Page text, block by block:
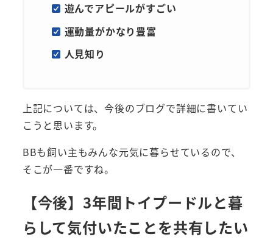
遊んでアピールがすごい
運動量がかなり豊富
人見知り
上記については、今後のブログで詳細に書いてい
こうと思います。
BBも飼い主もみんな元気に暮らせているので、
そこが一番ですね。
【今後】3年間トイプードルと暮
らして気付いたことを共有したい